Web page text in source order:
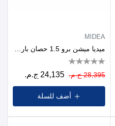
MIDEA
28,395 ج.م. 24,135 ج.م.
أضف للسلة